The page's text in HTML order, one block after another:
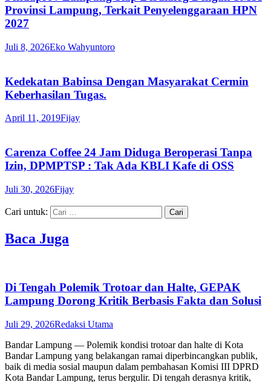
Provinsi Lampung, Terkait Penyelenggaraan HPN
2027
Juli 8, 2026Eko Wahyuntoro
Kedekatan Babinsa Dengan Masyarakat Cermin
Keberhasilan Tugas.
April 11, 2019Fijay
Carenza Coffee 24 Jam Diduga Beroperasi Tanpa
Izin, DPMPTSP : Tak Ada KBLI Kafe di OSS
Juli 30, 2026Fijay
Cari untuk:
Baca Juga
Di Tengah Polemik Trotoar dan Halte, GEPAK
Lampung Dorong Kritik Berbasis Fakta dan Solusi
Juli 29, 2026Redaksi Utama
Bandar Lampung — Polemik kondisi trotoar dan halte di Kota
Bandar Lampung yang belakangan ramai diperbincangkan publik,
baik di media sosial maupun dalam pembahasan Komisi III DPRD
Kota Bandar Lampung, terus bergulir. Di tengah derasnya kritik,